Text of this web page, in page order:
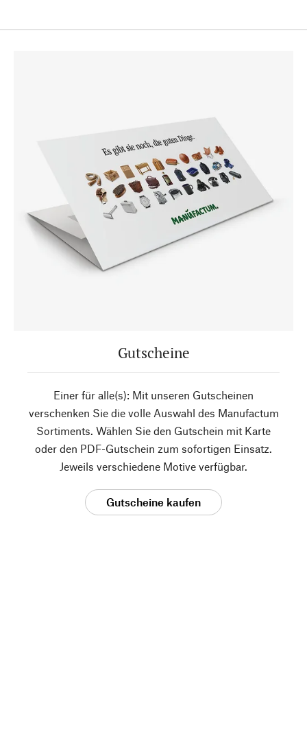
Gutscheine
Einer für alle(s): Mit unseren Gutscheinen
verschenken Sie die volle Auswahl des Manufactum
Sortiments. Wählen Sie den Gutschein mit Karte
oder den PDF-Gutschein zum sofortigen Einsatz.
Jeweils verschiedene Motive verfügbar.
Gutscheine kaufen